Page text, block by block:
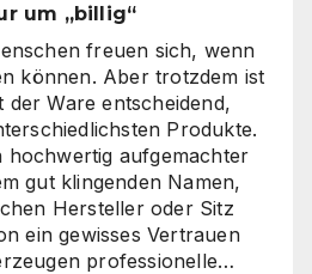
um „billig“
freuen sich, wenn
können. Aber trotzdem ist
der Ware entscheidend,
Produkte.
hochwertig aufgemachter
gut klingenden Namen,
Hersteller oder Sitz
ein gewisses Vertrauen
professionelle…